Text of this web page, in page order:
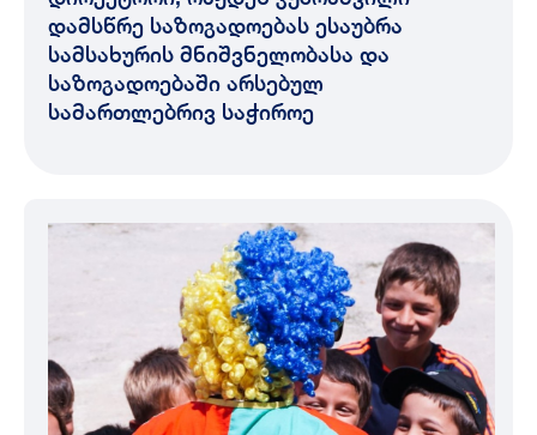
დამსწრე საზოგადოებას ესაუბრა
სამსახურის მნიშვნელობასა და
საზოგადოებაში არსებულ
სამართლებრივ საჭიროე